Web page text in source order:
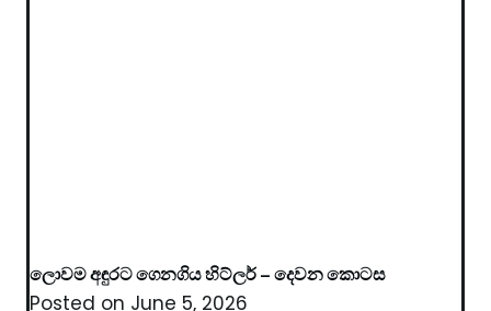
ලොවම අඳුරට ගෙනගිය හිට්ලර් – දෙවන කොටස
Posted on June 5, 2026